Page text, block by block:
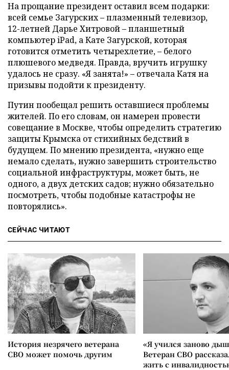
На прощание президент оставил всем подарки:
всей семье Загурских – плазменный телевизор,
12-летней Дарье Хитровой – планшетный
компьютер iPad, а Кате Загурской, которая
готовится отметить четырехлетие, – белого
плюшевого медведя. Правда, вручить игрушку
удалось не сразу. «Я занята!» – отвечала Катя на
призывы подойти к президенту.
Путин пообещал решить оставшиеся проблемы
жителей. По его словам, он намерен провести
совещание в Москве, чтобы определить стратегию
защиты Крымска от стихийных бедствий в
будущем. По мнению президента, «нужно еще
немало сделать, нужно завершить строительство
социальной инфраструктуры, может быть, не
одного, а двух детских садов; нужно обязательно
посмотреть, чтобы подобные катастрофы не
повторялись».
СЕЙЧАС ЧИТАЮТ
История незрячего ветерана
СВО может помочь другим
«Я учился заново
Ветеран СВО
жить с